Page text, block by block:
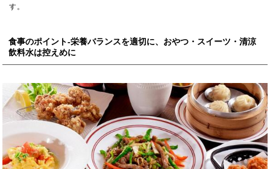
す。
食事のポイント-栄養バランスを適切に、おやつ・スイーツ・清涼
飲料水は控えめに